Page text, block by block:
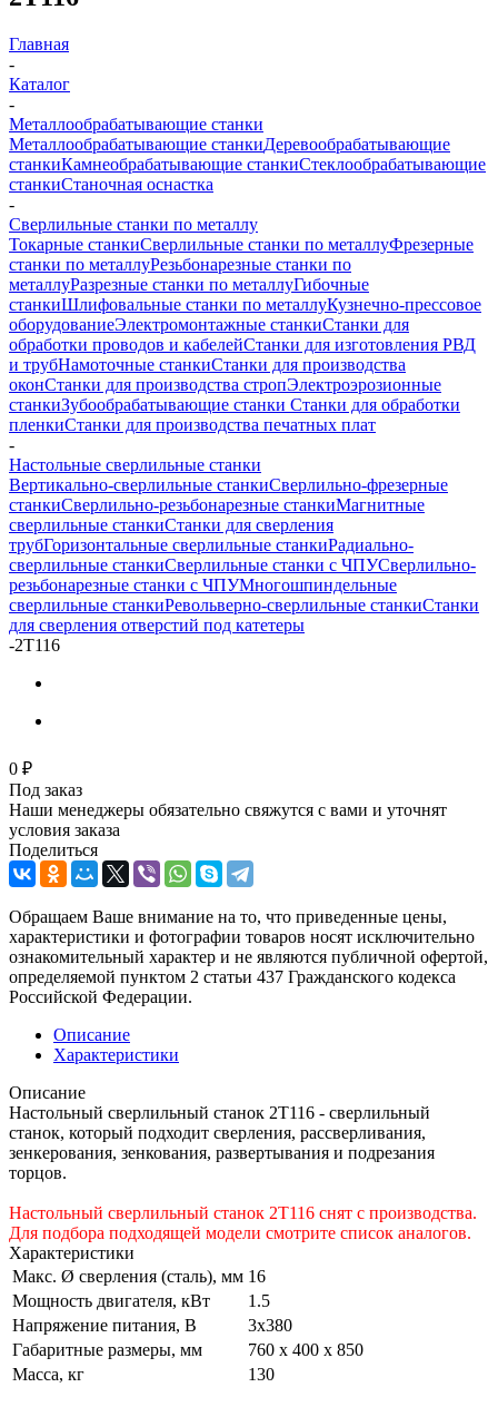
Главная
-
Каталог
-
Металлообрабатывающие станки
Металлообрабатывающие станкиДеревообрабатывающие
станкиКамнеобрабатывающие станкиСтеклообрабатывающие
станкиСтаночная оснастка
-
Сверлильные станки по металлу
Токарные станкиСверлильные станки по металлуФрезерные
станки по металлуРезьбонарезные станки по
металлуРазрезные станки по металлуГибочные
станкиШлифовальные станки по металлуКузнечно-прессовое
оборудованиеЭлектромонтажные станкиСтанки для
обработки проводов и кабелейСтанки для изготовления РВД
и трубНамоточные станкиСтанки для производства
оконСтанки для производства стропЭлектроэрозионные
станкиЗубообрабатывающие станки Станки для обработки
пленкиСтанки для производства печатных плат
-
Настольные сверлильные станки
Вертикально-сверлильные станкиСверлильно-фрезерные
станкиСверлильно-резьбонарезные станкиМагнитные
сверлильные станкиСтанки для сверления
трубГоризонтальные сверлильные станкиРадиально-
сверлильные станкиСверлильные станки с ЧПУСверлильно-
резьбонарезные станки с ЧПУМногошпиндельные
сверлильные станкиРевольверно-сверлильные станкиСтанки
для сверления отверстий под катетеры
-2Т116
0 ₽
Под заказ
Наши менеджеры обязательно свяжутся с вами и уточнят
условия заказа
Поделиться
Обращаем Ваше внимание на то, что приведенные цены,
характеристики и фотографии товаров носят исключительно
ознакомительный характер и не являются публичной офертой,
определяемой пунктом 2 статьи 437 Гражданского кодекса
Российской Федерации.
Описание
Характеристики
Описание
Настольный сверлильный станок 2Т116 - сверлильный
станок, который подходит сверления, рассверливания,
зенкерования, зенкования, развертывания и подрезания
торцов.
Настольный сверлильный станок 2Т116 снят с производства.
Для подбора подходящей модели смотрите список аналогов.
Характеристики
Макс. Ø сверления (сталь), мм 16
Мощность двигателя, кВт
1.5
Напряжение питания, В
3x380
Габаритные размеры, мм
760 x 400 x 850
Масса, кг
130